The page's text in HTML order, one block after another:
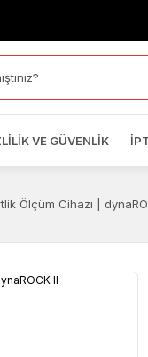
VE GÜVENLIK
Ölçüm Cihazı |